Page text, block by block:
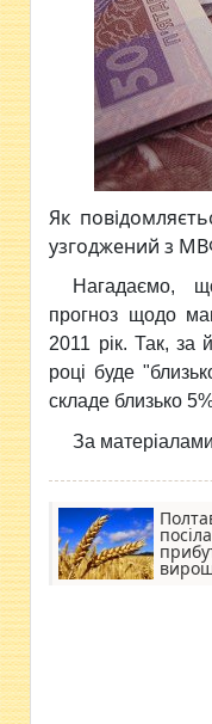
Як
узгоджений з
Нагадаємо,
прогноз щодо
2011 рік. Так, за
році буде
складе близько
За